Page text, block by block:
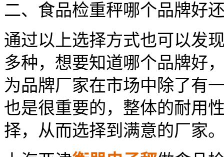
二、 食品检重秤哪个品牌好
通过以上选择方式也可以发
多种，想要知道哪个品牌好
为品牌厂家在市场中除了有
也是很重要的，整体的耐用
择，从而选择到满意的厂家